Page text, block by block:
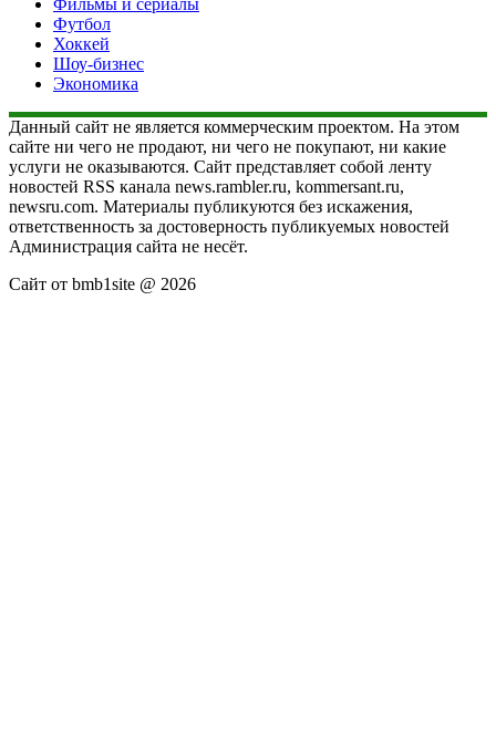
Футбол
Хоккей
Шоу-бизнес
Экономика
Данный сайт не является коммерческим проектом. На этом
сайте ни чего не продают, ни чего не покупают, ни какие
услуги не оказываются. Сайт представляет собой ленту
новостей RSS канала news.rambler.ru, kommersant.ru,
newsru.com. Материалы публикуются без искажения,
ответственность за достоверность публикуемых новостей
Администрация сайта не несёт.
Сайт от bmb1site @ 2026